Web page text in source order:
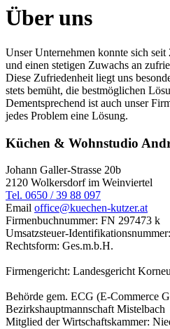
Über uns
Unser Unternehmen konnte sich
und einen stetigen Zuwachs an
Diese Zufriedenheit liegt uns
stets bemüht, die bestmöglichen
Dementsprechend ist auch unser
jedes Problem eine Lösung.
Küchen & Wohnstudio
Johann Galler-Strasse 20b
2120 Wolkersdorf im Weinviertel
Tel. 0650 / 39 88 097
Email office@kuechen-kutzer.at
Firmenbuchnummer: FN 297473 k
Umsatzsteuer-
Rechtsform: Ges.m.b.H.
Firmengericht: Landesgericht
Behörde gem. ECG (E-Commerce
Bezirkshauptmannschaft Mistelbach
Mitglied der Wirtschaftskammer: